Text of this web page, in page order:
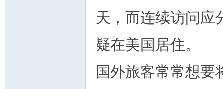
天，而连续访问应
疑在美国居住。
国外旅客常常想要